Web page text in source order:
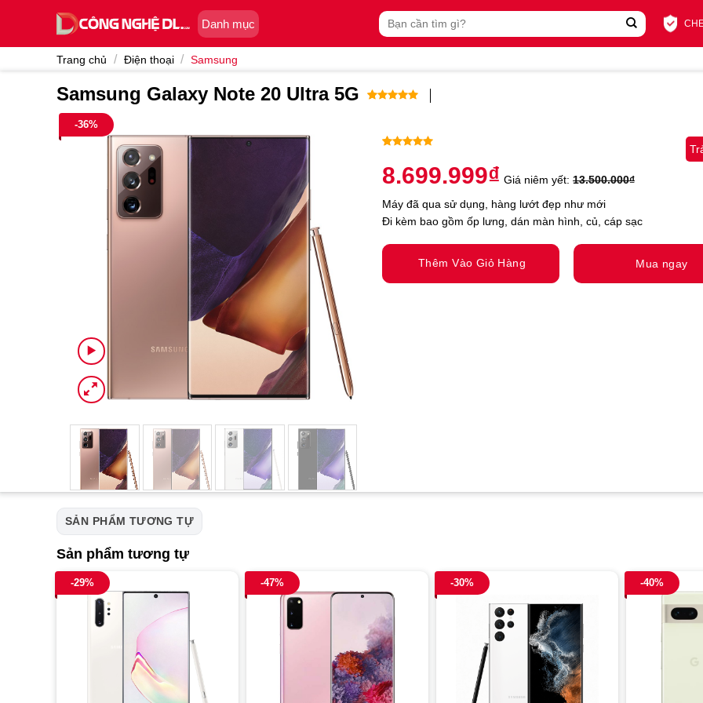
Danh mục
Tìm
kiếm:
Trang chủ / Điện thoại / Samsung
Samsung Galaxy Note 20 Ultra 5G
đánh giá
-36%
dựa trên
đánh giá
8.699.999₫ Giá niêm yết: 13.500.000₫
Máy đã qua sử dụng, hàng lướt đẹp như mới
Đi kèm bao gồm ốp lưng, dán màn hình, củ, cáp sạc
Thêm Vào Giỏ Hàng Mua ngay
SẢN PHẨM TƯƠNG TỰ
Sản phẩm tương tự
-29% -47% -30% -40%